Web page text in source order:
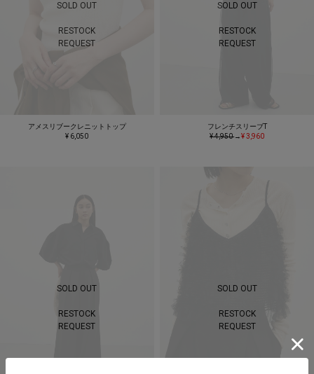
SOLD OUT
RESTOCK
REQUEST
アメスリブークレニットトップ
¥ 6,050
SOLD OUT
RESTOCK
REQUEST
フレンチスリーブT
¥ 4,950→¥ 3,960
SOLD OUT
RESTOCK
REQUEST
SOLD OUT
RESTOCK
REQUEST